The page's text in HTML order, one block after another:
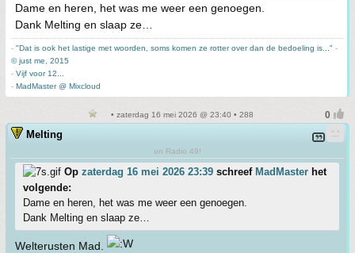
Dame en heren, het was me weer een genoegen.
Dank Melting en slaap ze…
- "Dat is ook het lastige met woorden, soms komen ze rotter over dan de bedoeling is..." -
© just me, 2015
- Vijf voor 12...
- MadMaster @ Mixcloud
• zaterdag 16 mei 2026 @ 23:40 • 288
Melting
on Radio 49!
Op zaterdag 16 mei 2026 23:39 schreef MadMaster het
volgende:
Dame en heren, het was me weer een genoegen.
Dank Melting en slaap ze…
Welterusten Mad.